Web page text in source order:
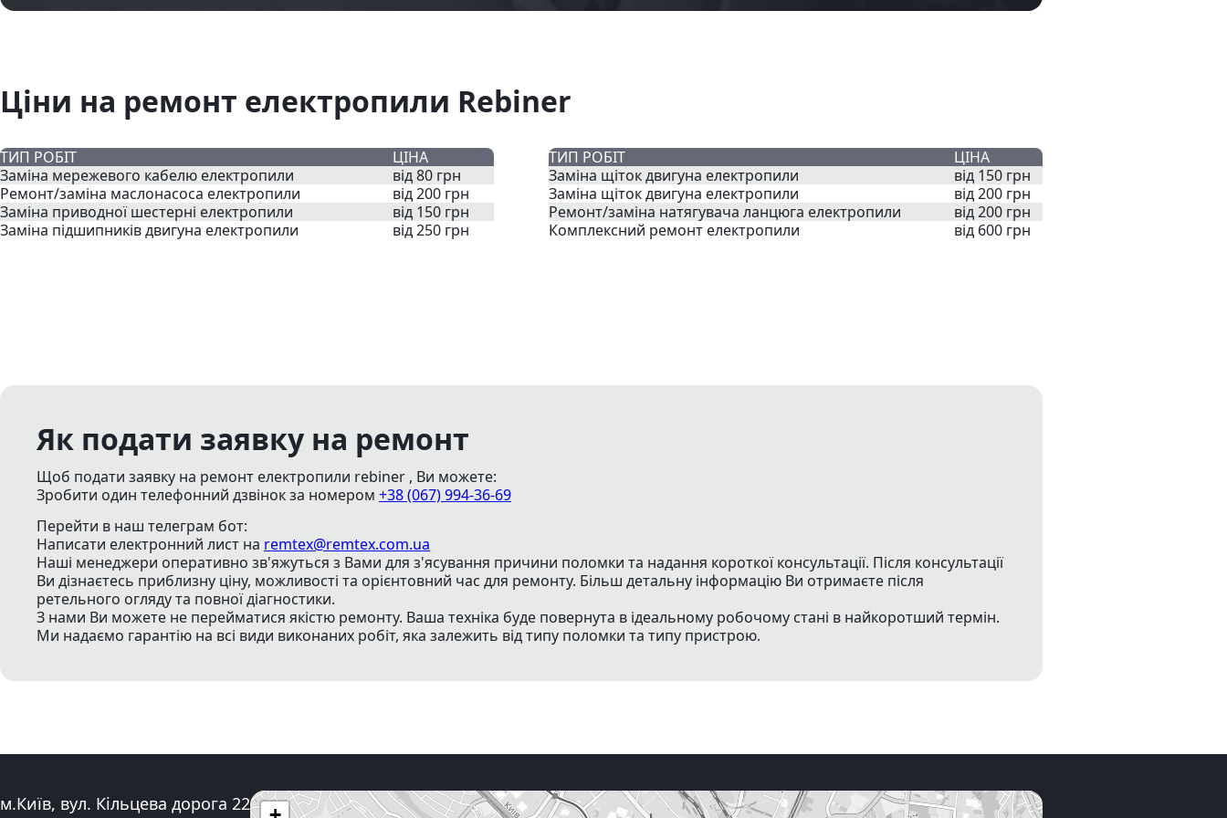
Ціни на ремонт електропили Rebiner
ТИП РОБІТ
ЦІНА
Заміна мережевого кабелю електропили
від 80 грн
Ремонт/заміна маслонасоса електропили
від 200 грн
Заміна приводної шестерні електропили
від 150 грн
Заміна підшипників двигуна електропили
від 250 грн
ТИП РОБІТ
ЦІНА
Заміна щіток двигуна електропили
від 150 грн
Заміна щіток двигуна електропили
від 200 грн
Ремонт/заміна натягувача ланцюга електропили
від 200 грн
Комплексний ремонт електропили
від 600 грн
Як подати заявку на ремонт
Щоб подати заявку на ремонт електропили rebiner , Ви можете:
Зробити один телефонний дзвінокза номером +38 (067) 994-36-69
Перейти в наш телеграм бот:
Написати електронний лист на remtex@remtex.com.ua
Наші менеджери оперативно зв'яжуться з Вами для з'ясування причини поломки та надання короткої консультації. Після консультації
Ви дізнаєтесь приблизну ціну, можливості та орієнтовний час для ремонту. Більш детальну інформацію Ви отримаєте після
ретельного огляду та повної діагностики.
З нами Ви можете не перейматися якістю ремонту. Ваша техніка буде повернута в ідеальному робочому стані в найкоротший термін.
Ми надаємо гарантію на всі види виконаних робіт, яка залежить від типу поломки та типу пристрою.
Адреса:
м.Київ, вул. Кільцева дорога 22